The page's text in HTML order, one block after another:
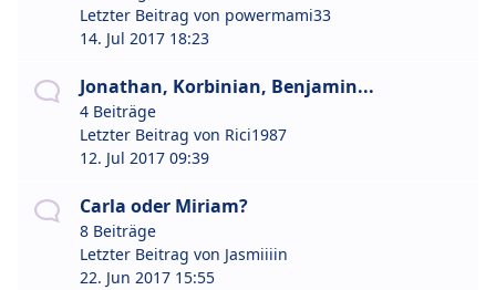
Letzter Beitrag von powermami33
14. Jul 2017 18:23
Jonathan, Korbinian, Benjamin...
4 Beiträge
Letzter Beitrag von Rici1987
12. Jul 2017 09:39
Carla oder Miriam?
8 Beiträge
Letzter Beitrag von Jasmiiiin
22. Jun 2017 15:55